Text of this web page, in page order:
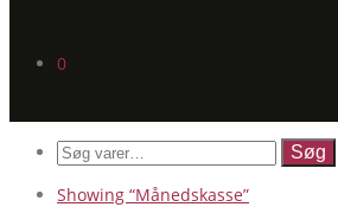
0
Søg
efter:
Showing “Månedskasse”